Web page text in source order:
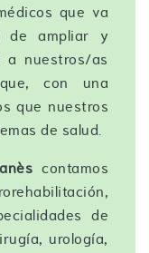
que va
de ampliar y
nuestros/as
con una
que nuestros
de salud.
contamos
de
urología,